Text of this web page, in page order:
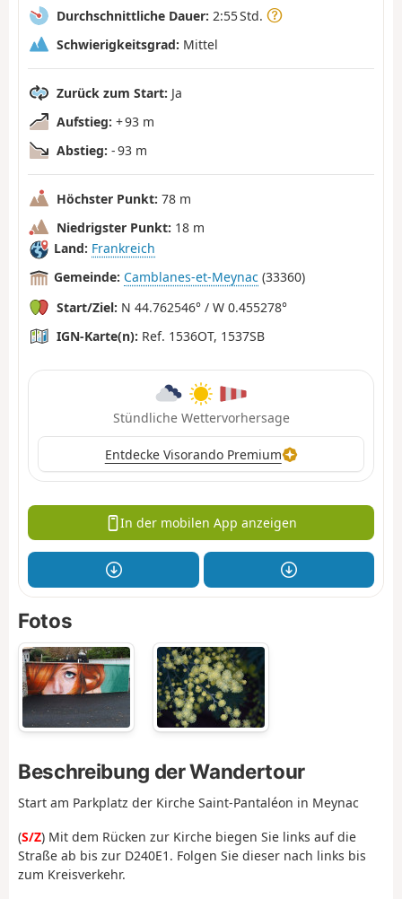
Durchschnittliche Dauer: 2:55 Std.
Schwierigkeitsgrad: Mittel
Zurück zum Start: Ja
Aufstieg: + 93 m
Abstieg: - 93 m
Höchster Punkt: 78 m
Niedrigster Punkt: 18 m
Land: Frankreich
Gemeinde: Camblanes-et-Meynac (33360)
Start/Ziel: N 44.762546° / W 0.455278°
IGN-Karte(n): Ref. 1536OT, 1537SB
Stündliche Wettervorhersage
Entdecke Visorando Premium
In der mobilen App anzeigen
Fotos
Beschreibung der Wandertour
Start am Parkplatz der Kirche Saint-Pantaléon in Meynac
(S/Z) Mit dem Rücken zur Kirche biegen Sie links auf die
Straße ab bis zur D240E1. Folgen Sie dieser nach links bis
zum Kreisverkehr.